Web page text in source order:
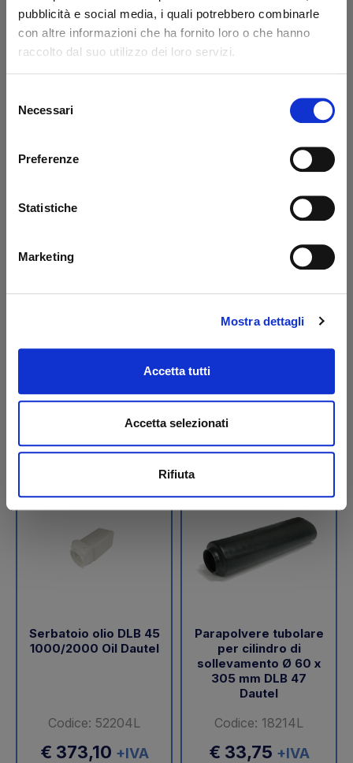
pubblicità e social media, i quali potrebbero combinarle
con altre informazioni che ha fornito loro o che hanno
raccolto dal suo utilizzo dei loro servizi.
delNecessari
Preferenze
Statistiche
Marketing
Mostra dettagli
Accetta tutti
Accetta selezionati
Rifiuta
Codice: 14217L
€ 371,85
Acquista
Codice: 14218L
€ 776,85
Codice: 17203L
+IVA
Da ordinare
PBS Palfinger - MBB
Codice: 52510M
€ 288,00
Da ordinare
Serbatoio olio DLB 45
1000/2000 Oil Dautel
Codice: 52204L
€ 373,10 +IVA
Parapolvere tubolare
per cilindro di
sollevamento Ø 60 x
305 mm DLB 47
Dautel
Codice: 18214L
€ 33,75 +IVA